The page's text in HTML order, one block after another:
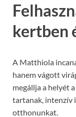
kertben
A Matthiola
hanem vágott
megállja a helyét
tartanak, intenzív
otthonunkat.